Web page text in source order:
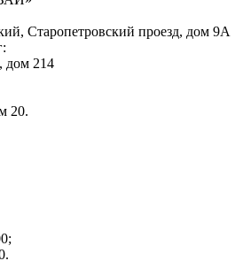
Старопетровский проезд, дом 9А
:
дом 214
20.